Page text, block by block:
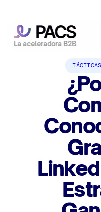
La aceleradora B2B